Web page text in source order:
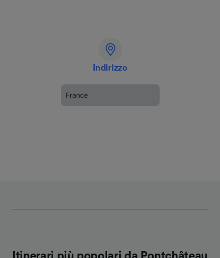
Indirizzo
France